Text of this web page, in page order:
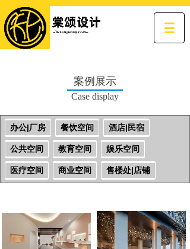
案例展示
Case display
办公|厂房 餐饮空间 酒店|民宿
公共空间 教育空间 娱乐空间
医疗空间 商业空间 售楼处|店铺